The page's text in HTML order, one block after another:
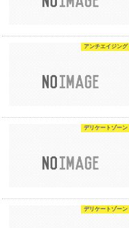
アンチエイジング
デリケートゾーン
デリケートゾーン